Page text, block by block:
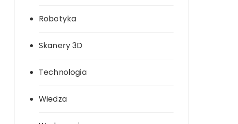
Robotyka
Skanery 3D
Technologia
Wiedza